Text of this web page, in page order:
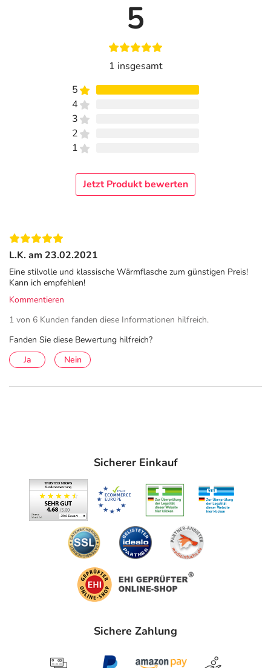
5
1 insgesamt
5
4
3
2
1
Jetzt Produkt bewerten
L.K. am 23.02.2021
Eine stilvolle und klassische Wärmflasche zum günstigen Preis!
Kann ich empfehlen!
Kommentieren
1 von 6 Kunden fanden diese Informationen hilfreich.
Fanden Sie diese Bewertung hilfreich?
Ja
Nein
Sicherer Einkauf
Sichere Zahlung